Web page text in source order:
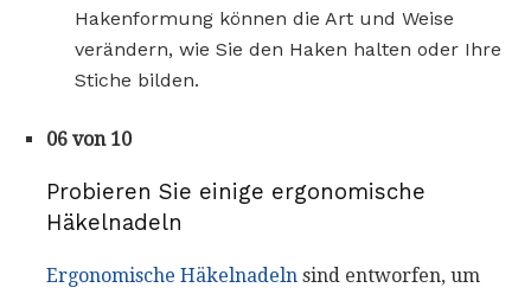
Hakenformung können die Art und Weise
verändern, wie Sie den Haken halten oder Ihre
Stiche bilden.
06 von 10
Probieren Sie einige ergonomische
Häkelnadeln
Ergonomische Häkelnadeln sind entworfen, um